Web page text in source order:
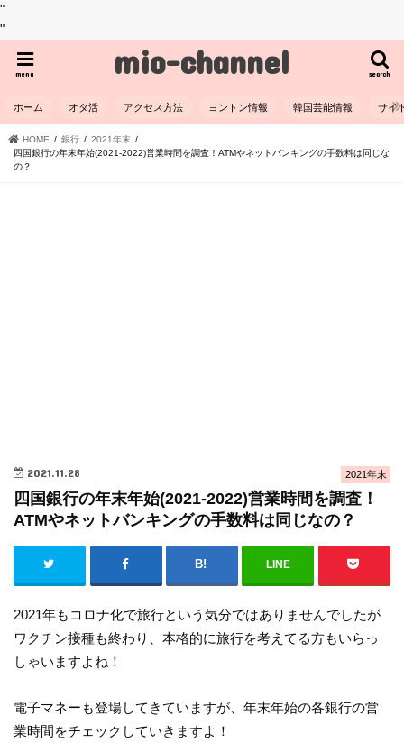
"
"
mio-channel search
menu
ホーム オタ活 アクセス方法 ヨントン情報 韓国芸能情報 サイ
HOME 銀行
2021年末
四国銀行の年末年始(2021-2022)営業時間を調査！ATMやネットバンキングの手数料は同じな
の？
2021年末
2021.11.28
四国銀行の年末年始(2021-2022)営業時間を調査！
ATMやネットバンキングの手数料は同じなの？
LINE
2021年もコロナ化で旅行という気分ではありませんでしたが
ワクチン接種も終わり、本格的に旅行を考えてる方もいらっ
しゃいますよね！
電子マネーも登場してきていますが、年末年始の各銀行の営
業時間をチェックしていきますよ！